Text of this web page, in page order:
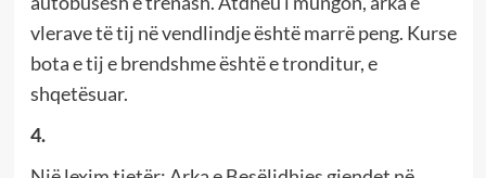
vlerave të tij në vendlindje është marrë peng. Kurse
bota e tij e brendshme është e tronditur, e
shqetësuar.
4.